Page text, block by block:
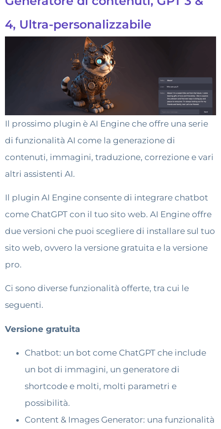
4, Ultra-personalizzabile
Il prossimo plugin è AI Engine che offre una serie
di funzionalità AI come la generazione di
contenuti, immagini, traduzione, correzione e vari
altri assistenti AI.
Il plugin AI Engine consente di integrare chatbot
come ChatGPT con il tuo sito web. AI Engine offre
due versioni che puoi scegliere di installare sul tuo
sito web, ovvero la versione gratuita e la versione
pro.
Ci sono diverse funzionalità offerte, tra cui le
seguenti.
Versione gratuita
Chatbot: un bot come ChatGPT che include
un bot di immagini, un generatore di
shortcode e molti, molti parametri e
possibilità.
Content & Images Generator: una funzionalità